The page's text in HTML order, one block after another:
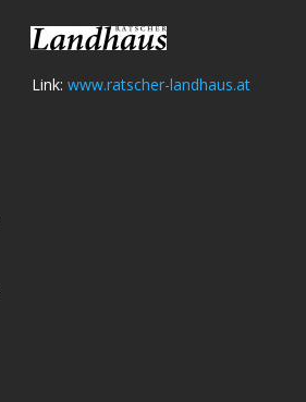
Link: www.ratscher-landhaus.at